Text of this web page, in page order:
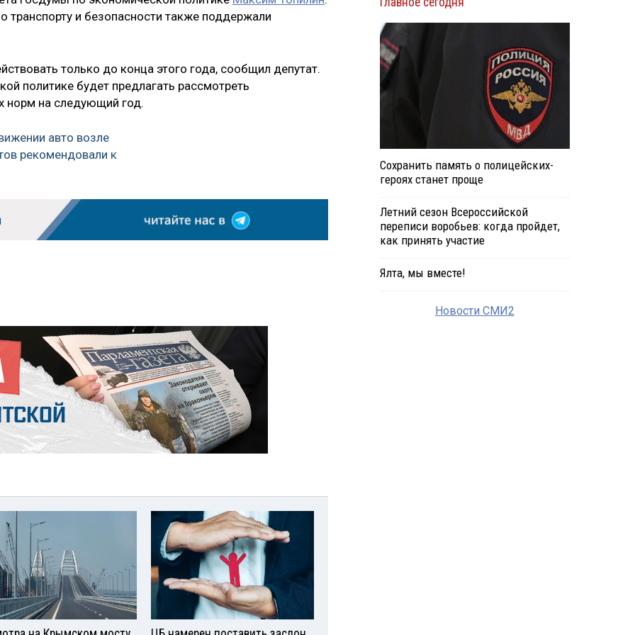
транспорту и безопасности также поддержали
только до конца этого года, сообщил депутат.
политике будет предлагать рассмотреть
норм на следующий год.
авто возле
рекомендовали к
Сохранить память о полицейских-
героях станет проще
Летний сезон Всероссийской
переписи воробьев: когда пройдет,
как принять участие
Ялта, мы вместе!
Новости СМИ2